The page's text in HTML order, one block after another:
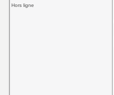
Hors ligne